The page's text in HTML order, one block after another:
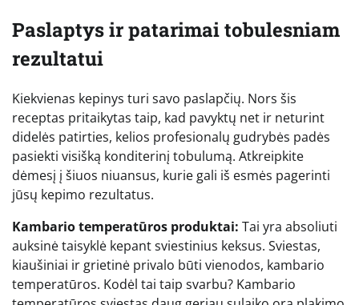
Paslaptys ir patarimai tobulesniam
rezultatui
Kiekvienas kepinys turi savo paslapčių. Nors šis
receptas pritaikytas taip, kad pavyktų net ir neturint
didelės patirties, kelios profesionalų gudrybės padės
pasiekti visišką konditerinį tobulumą. Atkreipkite
dėmesį į šiuos niuansus, kurie gali iš esmės pagerinti
jūsų kepimo rezultatus.
Kambario temperatūros produktai: Tai yra absoliuti
auksinė taisyklė kepant sviestinius keksus. Sviestas,
kiaušiniai ir grietinė privalo būti vienodos, kambario
temperatūros. Kodėl tai taip svarbu? Kambario